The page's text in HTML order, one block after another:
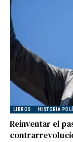
LIBROS HISTORIA
Reinventar el